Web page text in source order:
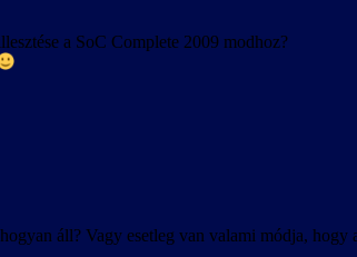
a SoC Complete 2009 modhoz?
áll? Vagy esetleg van valami módja,